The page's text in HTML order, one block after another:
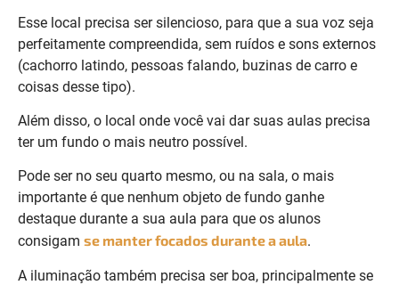
Esse local precisa ser silencioso, para que a sua voz seja
perfeitamente compreendida, sem ruídos e sons externos
(cachorro latindo, pessoas falando, buzinas de carro e
coisas desse tipo).
Além disso, o local onde você vai dar suas aulas precisa
ter um fundo o mais neutro possível.
Pode ser no seu quarto mesmo, ou na sala, o mais
importante é que nenhum objeto de fundo ganhe
destaque durante a sua aula para que os alunos
consigam se manter focados durante a aula.
A iluminação também precisa ser boa, principalmente se